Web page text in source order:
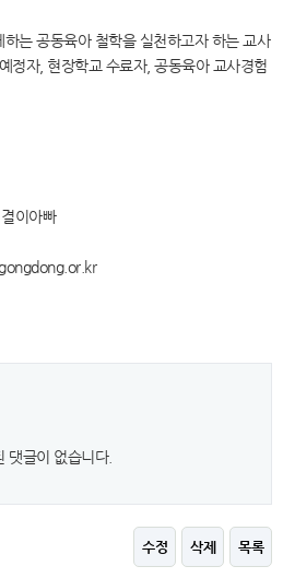
는 공동육아 철학을 실천하고자 하는 교사
정자, 현장학교 수료자, 공동육아 교사경험
이아빠
댓글이 없습니다.
수정 삭제 목록